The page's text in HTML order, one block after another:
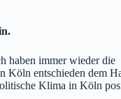
haben immer wieder die
Köln entschieden dem
Klima in Köln